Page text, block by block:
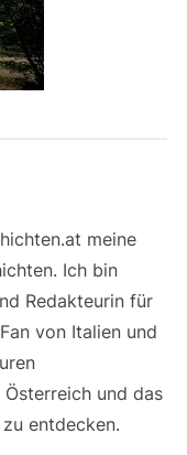
meine
Ich bin
Redakteurin für
von Italien und
und das
entdecken.